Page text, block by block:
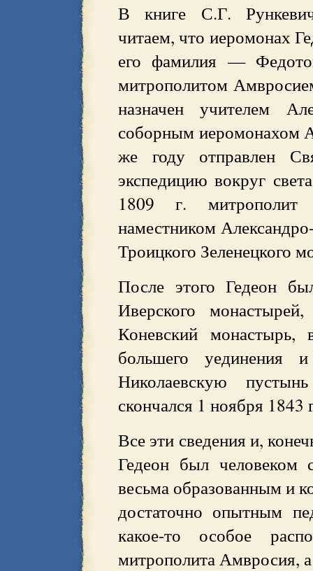
В книге С.Г.
читаем, что иеромонах
его фамилия —
митрополитом
назначен учителем
соборным иеромонахом
же году отправлен
экспедицию вокруг
1809 г. митрополит
наместником
Троицкого Зеленецкого
После этого Гедеон
Иверского
Коневский
большего уединения
Николаевскую
скончался 1 ноября 1843
Все эти сведения и,
Гедеон был человеком
весьма образованным и
достаточно опытным
какое-то особое
митрополита Амвросия,